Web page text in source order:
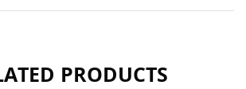
PRODUCTS